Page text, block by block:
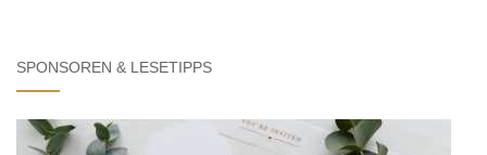
SPONSOREN & LESETIPPS